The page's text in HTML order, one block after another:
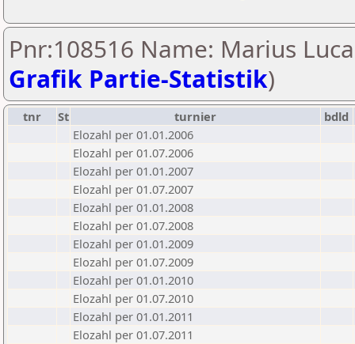
Pnr:108516 Name: Marius
Grafik Partie-Statistik)
tnr St turnier bdld
Elozahl per 01.01.2006
Elozahl per 01.07.2006
Elozahl per 01.01.2007
Elozahl per 01.07.2007
Elozahl per 01.01.2008
Elozahl per 01.07.2008
Elozahl per 01.01.2009
Elozahl per 01.07.2009
Elozahl per 01.01.2010
Elozahl per 01.07.2010
Elozahl per 01.01.2011
Elozahl per 01.07.2011